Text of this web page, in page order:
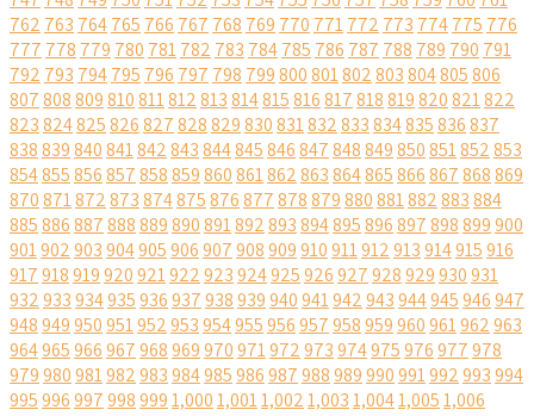
762 763 764765 766 767 768 769 770 771772 773 774775 776
777 778 779 780 781782 783 784785 786 787 788 789 790 791
792 793 794795 796 797 798 799800801802803804805806
807808809810811812813814815816817818819820821822
823824825826827828829830831832833834835836837
838839840841842843844845846847848849850851852853
854855856857858859860861862863864865866867868869
870871872873874875876877878879880881882883884
885886887888889890891892893894895896897898899900
901902903904905906907908909910911912913914915916
917918919920921922923924925926927928929930931
932933934935936937938939940941942943944945946947
948949950951952953954955956957958959960961962963
964965966967968969970971972973974975976977978
979980981982983984985986987988989990991992993994
9959969979989991,0001,0011,0021,0031,0041,0051,006